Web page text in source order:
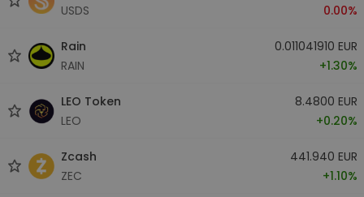
USDS
0.00%
Rain
RAIN
0.011041910 EUR
+1.30%
LEO Token
LEO
8.4800 EUR
+0.20%
Zcash
ZEC
441.940 EUR
+1.10%